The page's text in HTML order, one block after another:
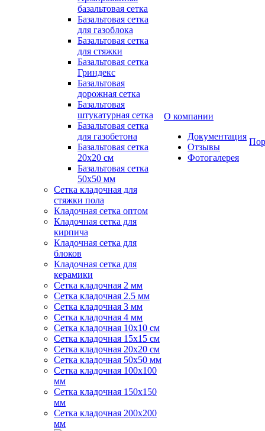
базальтовая сетка
Базальтовая сетка
для газоблока
Базальтовая сетка
для стяжки
Базальтовая сетка
Гриндекс
Базальтовая
дорожная сетка
Базальтовая
штукатурная сетка
Базальтовая сетка
для газобетона
Базальтовая сетка
20x20 см
Базальтовая сетка
50x50 мм
Сетка кладочная для
стяжки пола
Кладочная сетка оптом
Кладочная сетка для
кирпича
Кладочная сетка для
блоков
Кладочная сетка для
керамики
Сетка кладочная 2 мм
Сетка кладочная 2.5 мм
Сетка кладочная 3 мм
Сетка кладочная 4 мм
Сетка кладочная 10x10 см
Сетка кладочная 15x15 см
Сетка кладочная 20x20 см
Сетка кладочная 50x50 мм
Сетка кладочная 100x100
мм
Сетка кладочная 150x150
мм
Сетка кладочная 200x200
мм
О компании
Документация
Отзывы
Фотогалерея